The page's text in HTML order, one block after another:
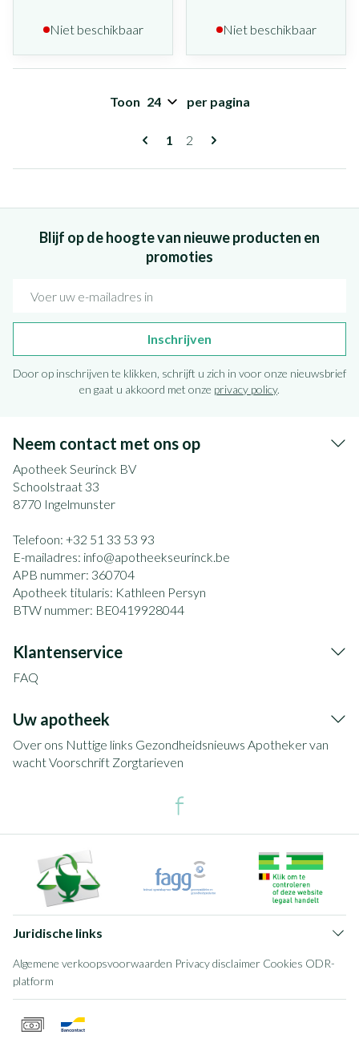
Niet beschikbaar Niet beschikbaar
Pagina's
U lees momenteel pagina
1 Pagina
2
Toon per pagina
Blijf op de hoogte van nieuwe producten en
promoties
Inschrijven
Door op inschrijven te klikken, schrijft u zich in voor onze nieuwsbrief
en gaat u akkoord met onze privacy policy.
Neem contact met ons op
Apotheek Seurinck BV
Schoolstraat 33
8770 Ingelmunster
Telefoon: +32 51 33 53 93
E-mailadres: info@apotheekseurinck.be
APB nummer: 360704
Apotheek titularis: Kathleen Persyn
BTW nummer: BE0419928044
Klantenservice
FAQ
Uw apotheek
Over ons Nuttige links Gezondheidsnieuws Apotheker van
wachtVoorschrift Zorgtarieven
Juridische links
Algemene verkoopsvoorwaarden Privacy disclaimer Cookies ODR-
platform